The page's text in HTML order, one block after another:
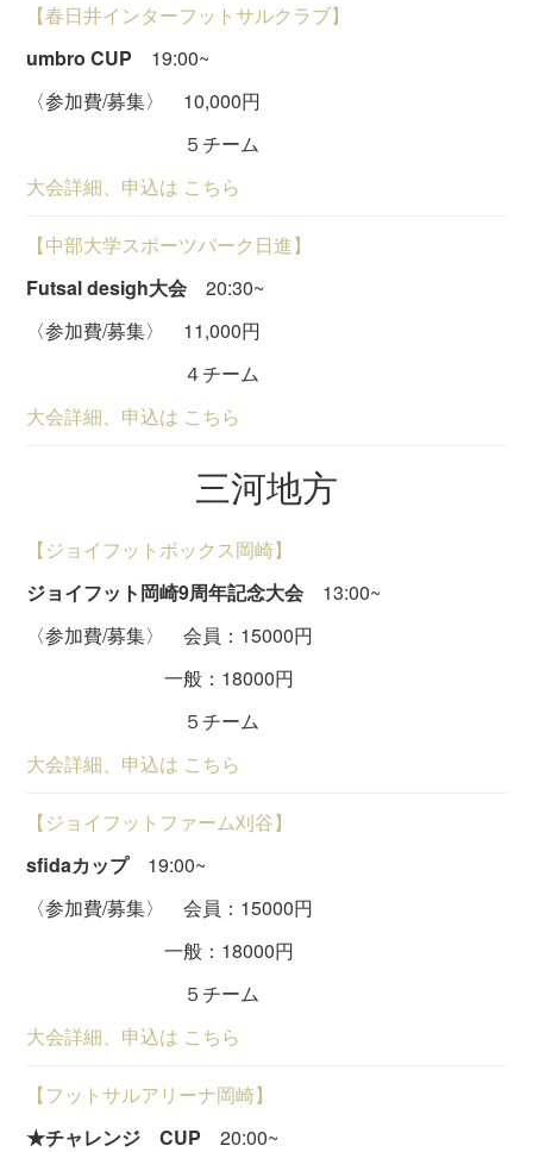
【春日井インターフットサルクラブ】
umbro CUP 19:00~
〈参加費/募集〉 10,000円
５チーム
大会詳細、申込は こちら
【中部大学スポーツパーク日進】
Futsal desigh大会 20:30~
〈参加費/募集〉 11,000円
４チーム
大会詳細、申込は こちら
三河地方
【ジョイフットボックス岡崎】
ジョイフット岡崎9周年記念大会 13:00~
〈参加費/募集〉 会員：15000円
一般：18000円
５チーム
大会詳細、申込は こちら
【ジョイフットファーム刈谷】
sfidaカップ19:00~
〈参加費/募集〉 会員：15000円
一般：18000円
５チーム
大会詳細、申込は こちら
【フットサルアリーナ岡崎】
★チャレンジ CUP 20:00~